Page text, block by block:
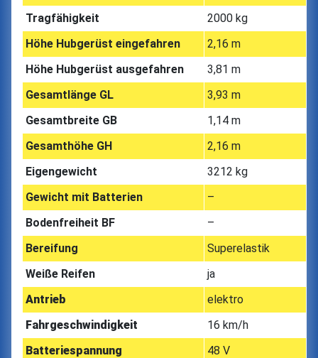
Tragfähigkeit
2000 kg
Höhe Hubgerüst eingefahren
2,16 m
Höhe Hubgerüst ausgefahren
3,81 m
Gesamtlänge GL
3,93 m
Gesamtbreite GB
1,14 m
Gesamthöhe GH
2,16 m
Eigengewicht
3212 kg
Gewicht mit Batterien
–
Bodenfreiheit BF
–
Bereifung
Superelastik
Weiße Reifen
ja
Antrieb
elektro
Fahrgeschwindigkeit
16 km/h
Batteriespannung
48 V